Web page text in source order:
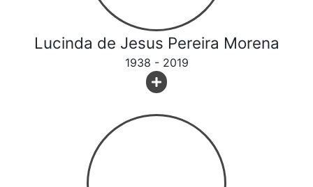
Lucinda de Jesus Pereira Morena
1938 - 2019